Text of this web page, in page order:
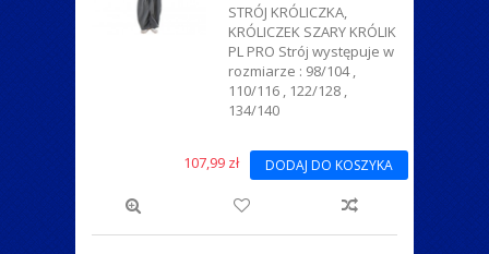
STRÓJ KRÓLICZKA,
KRÓLICZEK SZARY KRÓLIK
PL PRO Strój występuje w
rozmiarze : 98/104 ,
110/116 , 122/128 ,
134/140
107,99 zł DODAJ DO KOSZYKA